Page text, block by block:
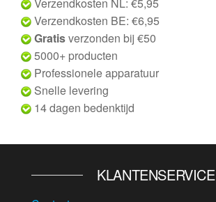
Verzendkosten BE: €6,95
Gratisverzonden bij €50
5000+ producten
Professionele apparatuur
Snelle levering
14 dagen bedenktijd
KLANTENSERVICE